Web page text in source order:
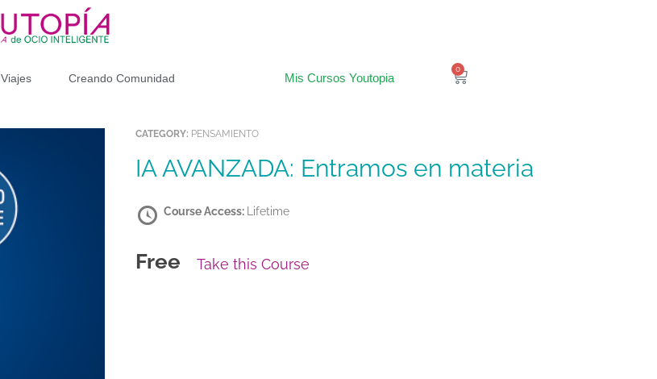
Viajes Creando Comunidad Mis Cursos Youtopia
0
CATEGORY: PENSAMIENTO
IA AVANZADA: Entramos en materia
Course Access: Lifetime
Free Take this Course